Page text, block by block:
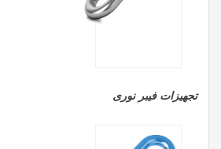
تجهیزات فیبر نوری